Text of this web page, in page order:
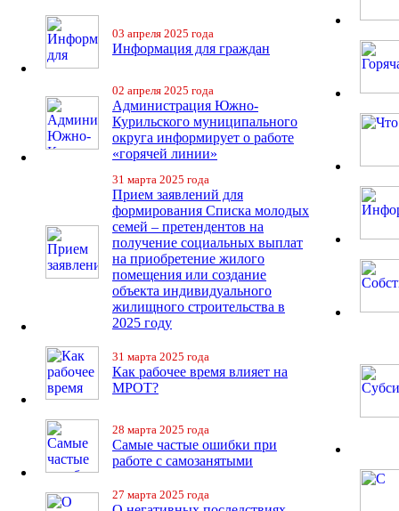
03 апреля 2025 года
Информация для граждан
02 апреля 2025 года
Администрация Южно-
Курильского муниципального
округа информирует о работе
«горячей линии»
31 марта 2025 года
Прием заявлений для
формирования Списка молодых
семей – претендентов на
получение социальных выплат
на приобретение жилого
помещения или создание
объекта индивидуального
жилищного строительства в
2025 году
31 марта 2025 года
Как рабочее время влияет на
МРОТ?
28 марта 2025 года
Самые частые ошибки при
работе с самозанятыми
27 марта 2025 года